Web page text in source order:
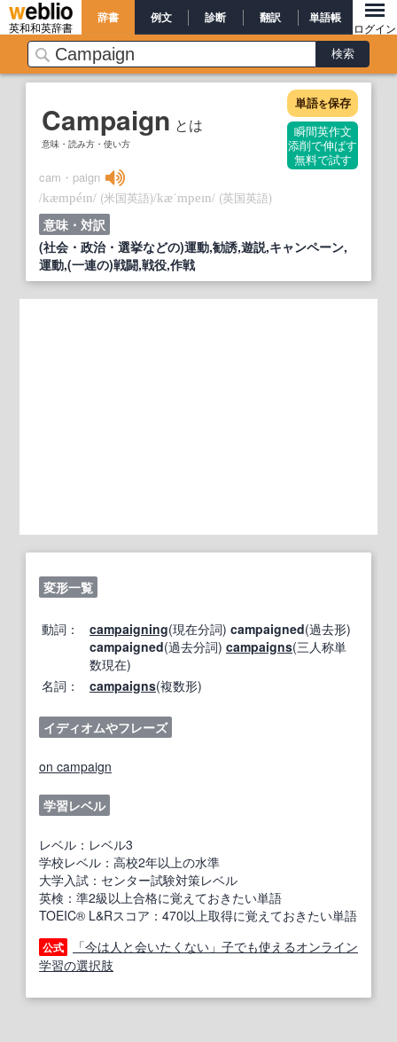
英和和英辞書
辞書 例文 診断 翻訳 単語帳
ログイン
Campaign とは
意味・読み方・使い方
単語を保存
瞬間英作文
添削で伸ばす
無料で試す
cam・paign
/kæmpéɪn/ (米国英語)/kæˈmpeɪn/ (英国英語)
意味・対訳
(社会・政治・選挙などの)運動,勧誘,遊説,キャンペーン,
運動,(一連の)戦闘,戦役,作戦
変形一覧
動詞： campaigning(現在分詞) campaigned(過去形)
campaigned(過去分詞) campaigns(三人称単
数現在)
名詞：
campaigns(複数形)
イディオムやフレーズ
on campaign
学習レベル
レベル：レベル3
学校レベル：高校2年以上の水準
大学入試：センター試験対策レベル
英検：準2級以上合格に覚えておきたい単語
TOEIC® L&Rスコア：470以上取得に覚えておきたい単語
公式
「今は人と会いたくない」子でも使えるオンライン
学習の選択肢